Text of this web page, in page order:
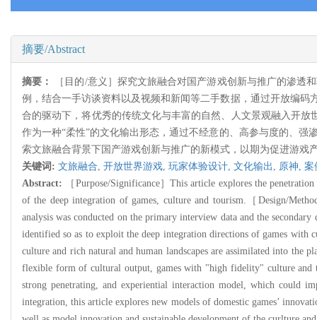
摘要/Abstract
摘要：
［目的/意义］探究文旅融合对国产游戏创新与推广的渗
例，结合一手访谈资料以及视频和新闻等二手数据，通过开放编
合的驱动下，将优秀的传统文化与丰富的自然、人文景观融入开
作为一种“柔性”的文化输出形态，通过不经意的、高参与度的、
索文旅融合背景下国产游戏创新与推广的新模式，以期为促进游
关键词: 文旅融合, 开放世界游戏, 玩家体验设计, 文化输出, 原神, 案
Abstract:
［Purpose/Significance］This article explores the
of the deep integration of games, culture and tourism.［Design/
analysis was conducted on the primary interview data and the
identified so as to exploit the deep integration directions of games
culture and rich natural and human landscapes are assimilated into the
flexible form of cultural output, games with "high fidelity" culture and
strong penetrating, and experiential interaction model, which could
integration, this article explores new models of domestic games’